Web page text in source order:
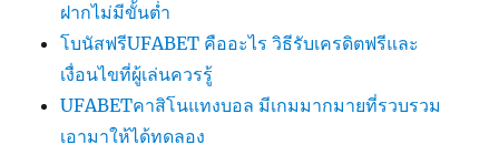
ฝากไม่มีขั้นต่ำ
โบนัสฟรีUFABET คืออะไร วิธีรับเครดิตฟรีและ
เงื่อนไขที่ผู้เล่นควรรู้
UFABETคาสิโนแทงบอล มีเกมมากมายที่รวบรวม
เอามาให้ได้ทดลอง